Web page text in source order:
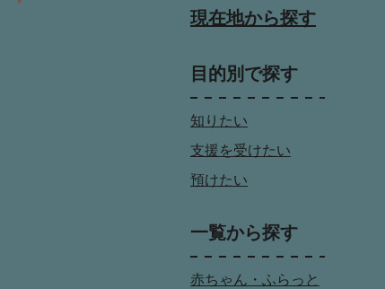
現在地から探す
目的別で探す
知りたい
支援を受けたい
預けたい
一覧から探す
赤ちゃん・ふらっと